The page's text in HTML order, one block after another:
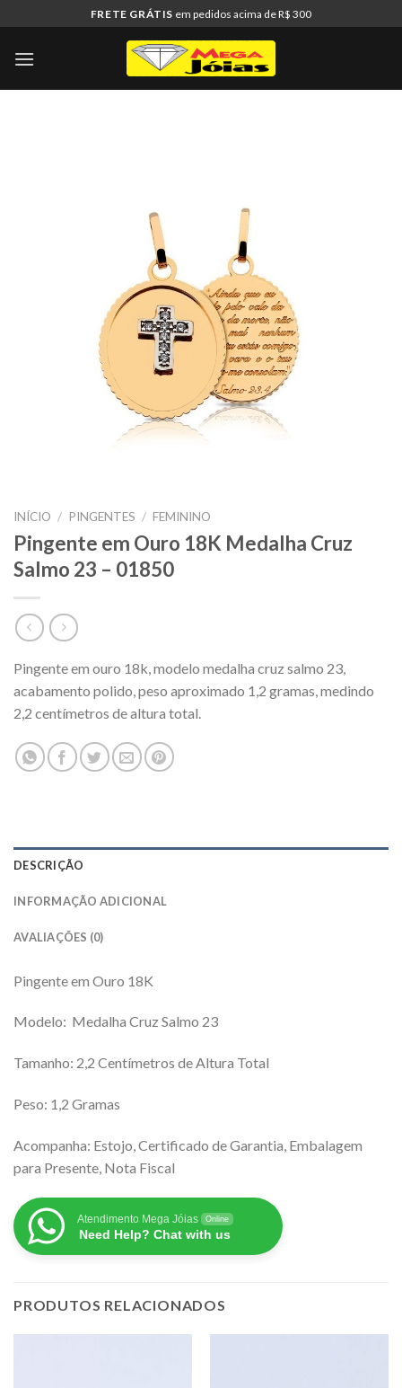
to
content
FRETE GRÁTIS em pedidos acima de R$ 300
INÍCIO / PINGENTES / FEMININO
Pingente em Ouro 18K Medalha Cruz
Salmo 23 – 01850
Pingente em ouro 18k, modelo medalha cruz salmo 23,
acabamento polido, peso aproximado 1,2 gramas, medindo
2,2 centímetros de altura total.
DESCRIÇÃO
INFORMAÇÃO ADICIONAL
AVALIAÇÕES (0)
Pingente em Ouro 18K
Modelo: Medalha Cruz Salmo 23
Tamanho: 2,2 Centímetros de Altura Total
Peso: 1,2 Gramas
Acompanha: Estojo, Certificado de Garantia, Embalagem
para Presente, Nota Fiscal
Atendimento Mega Jóias Online
Need Help? Chat with us
PRODUTOS RELACIONADOS